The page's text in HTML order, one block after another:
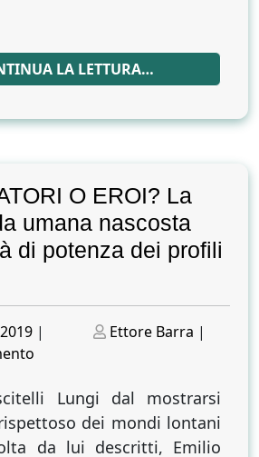
LA LETTURA…
O EROI? La
umana nascosta
di potenza dei profili
|
Posted
Ettore Barra |
O
EROI?
La
Lungi dal mostrarsi
dei mondi lontani
da lui descritti, Emilio